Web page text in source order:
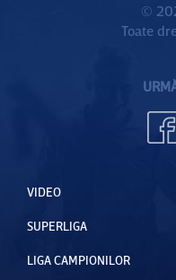
©
Toate
VIDEO
SUPERLIGA
LIGA CAMPIONILOR